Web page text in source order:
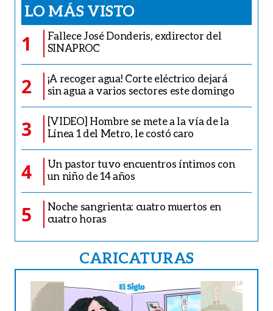
LO MÁS VISTO
1
Fallece José Donderis, exdirector del
SINAPROC
2
¡A recoger agua! Corte eléctrico dejará
sin agua a varios sectores este domingo
3
[VIDEO] Hombre se mete a la vía de la
Línea 1 del Metro, le costó caro
4
Un pastor tuvo encuentros íntimos con
un niño de 14 años
5
Noche sangrienta: cuatro muertos en
cuatro horas
CARICATURAS